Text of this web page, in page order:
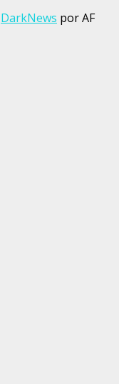
DarkNews por AF